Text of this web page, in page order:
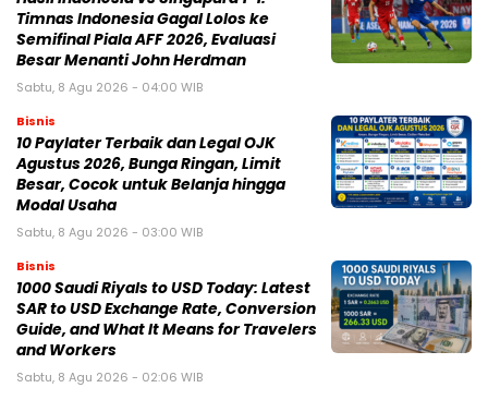
Timnas Indonesia Gagal Lolos ke
Semifinal Piala AFF 2026, Evaluasi
Besar Menanti John Herdman
Sabtu, 8 Agu 2026 - 04:00 WIB
Bisnis
10 Paylater Terbaik dan Legal OJK
Agustus 2026, Bunga Ringan, Limit
Besar, Cocok untuk Belanja hingga
Modal Usaha
Sabtu, 8 Agu 2026 - 03:00 WIB
Bisnis
1000 Saudi Riyals to USD Today: Latest
SAR to USD Exchange Rate, Conversion
Guide, and What It Means for Travelers
and Workers
Sabtu, 8 Agu 2026 - 02:06 WIB